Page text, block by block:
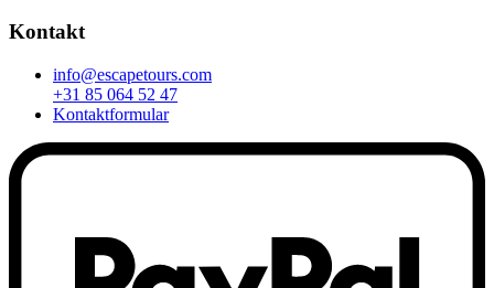
Kontakt
info@escapetours.com
+31 85 064 52 47
Kontaktformular